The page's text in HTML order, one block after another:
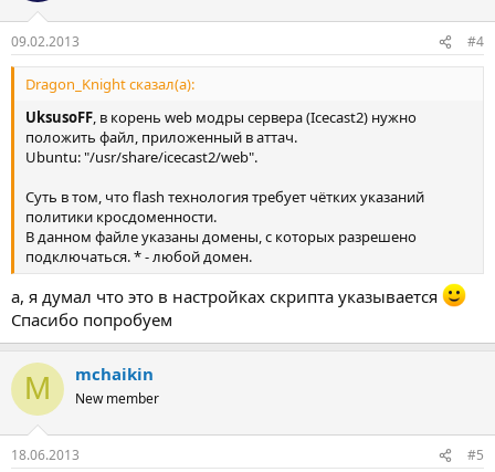
09.02.2013 #4
Dragon_Knight сказал(а):
UksusoFF, в корень web модры сервера (Icecast2) нужно
положить файл, приложенный в аттач.
Ubuntu: "/usr/share/icecast2/web".
Суть в том, что flash технология требует чётких указаний
политики кросдоменности.
В данном файле указаны домены, с которых разрешено
подключаться. * - любой домен.
а, я думал что это в настройках скрипта указывается
Спасибо попробуем
M mchaikin
New member
18.06.2013 #5